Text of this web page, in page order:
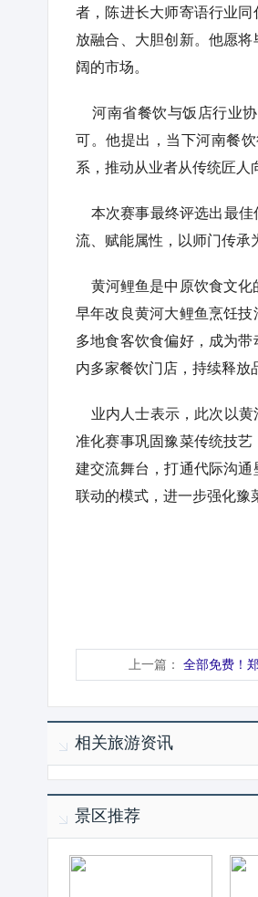
者，陈进长大师寄语行业
放融合、大胆创新。他愿
阔的市场。
河南省餐饮与饭店行业
可。他提出，当下河南餐
系，推动从业者从传统匠人
本次赛事最终评选出最佳
流、赋能属性，以师门传承
黄河鲤鱼是中原饮食文化
早年改良黄河大鲤鱼烹饪
多地食客饮食偏好，成为
内多家餐饮门店，持续释放
业内人士表示，此次以黄
准化赛事巩固豫菜传统技
建交流舞台，打通代际沟
联动的模式，进一步强化豫
上一篇： 全部免费！
相关旅游资讯
景区推荐